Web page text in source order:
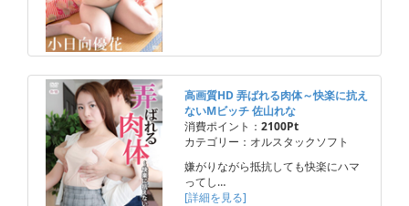
高画質HD 弄ばれる肉体～快楽に抗え
ないMビッチ 佐山れな
消費ポイント： 2100Pt
カテゴリー：オルスタックソフト
嫌がりながら抵抗しても快楽にハマ
ってし…
[詳細を見る]